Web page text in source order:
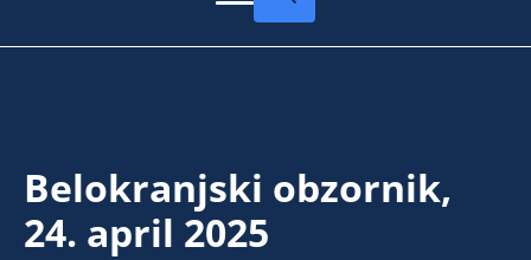
Belokranjski obzornik,
24. april 2025